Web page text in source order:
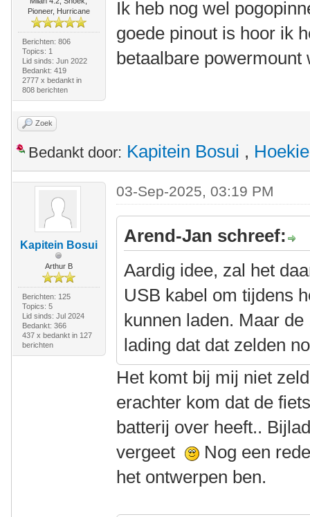
Pioneer, Hurricane
Berichten: 806
Topics: 1
Lid sinds: Jun 2022
Bedankt: 419
2777 x bedankt in
808 berichten
Ik heb nog wel
goede pinout is hoor ik
betaalbare powermount
Zoek
Bedankt door: Kapitein Bosui , Hoekie
Kapitein Bosui
Arthur B
Berichten: 125
Topics: 5
Lid sinds: Jul 2024
Bedankt: 366
437 x bedankt in 127
berichten
03-Sep-2025, 03:19 PM
Arend-Jan schreef:
Aardig idee, zal het
USB kabel om tijdens
kunnen laden. Maar
lading dat dat zelden
Het komt bij mij niet
erachter kom dat de
batterij over heeft..
vergeet
Nog een
het ontwerpen ben.